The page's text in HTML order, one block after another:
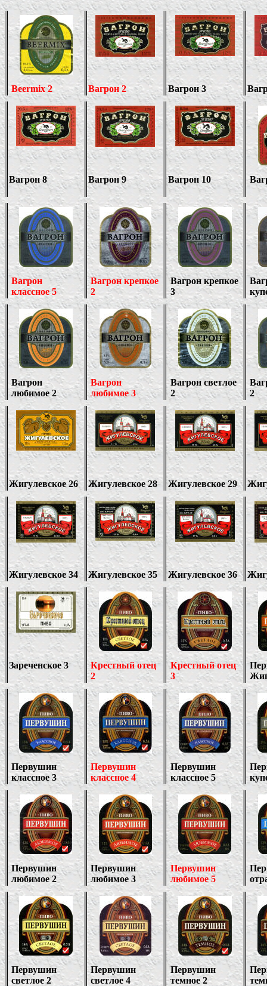
Beermix 2 Вагрон 2 Вагрон 3
Вагрон 8 Вагрон 9 Вагрон 10
Вагрон
классное 5
Вагрон крепкое
2
Вагрон крепкое
3
Вагрон
любимое 2
Вагрон
любимое 3
Вагрон светлое
2
2
Жигулевское 26 Жигулевское 28 Жигулевское 29
Жигулевское 34 Жигулевское 35 Жигулевское 36
Зареченское 3
Крестный отец
2
Крестный отец
3
Первушин
классное 3
Первушин
классное 4
Первушин
классное 5
Первушин
любимое 2
Первушин
любимое 3
Первушин
любимое 5
Первушин
светлое 2
Первушин
светлое 4
Первушин
темное 2